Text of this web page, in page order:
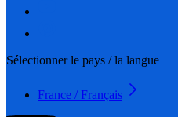
Sélectionner le pays / la langue
France / Français